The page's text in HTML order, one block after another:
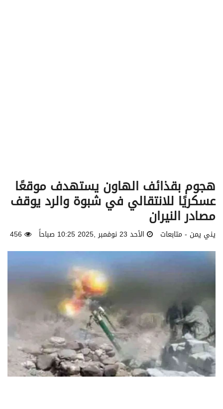
هجوم بقذائف الهاون يستهدف موقعًا
عسكريًا للانتقالي في شبوة والرد يوقف
مصادر النيران
يني يمن - متابعات الأحد 23 نوفمبر ,2025 10:25 صباحاً 456